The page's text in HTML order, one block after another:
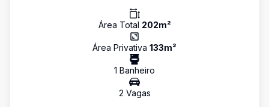
Área Total 202m²
Área Privativa 133m²
1 Banheiro
2 Vagas